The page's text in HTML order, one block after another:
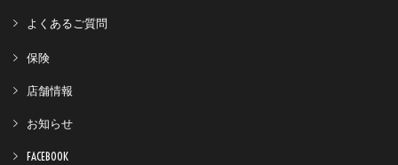
よくあるご質問
保険
店舗情報
お知らせ
FACEBOOK